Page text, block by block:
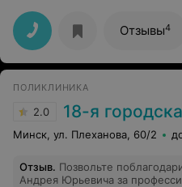
Отзывы4
ПОЛИКЛИНИКА
2.0 18-я городская
Минск, ул. Плеханова, 60/2
Отзыв. Позвольте
Андрея Юрьевича за